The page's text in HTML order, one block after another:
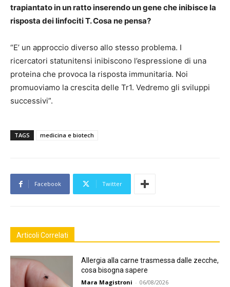
trapiantato in un ratto inserendo un gene che inibisce la
risposta dei linfociti T. Cosa ne pensa?
“E’ un approccio diverso allo stesso problema. I
ricercatori statunitensi inibiscono l’espressione di una
proteina che provoca la risposta immunitaria. Noi
promuoviamo la crescita delle Tr1. Vedremo gli sviluppi
successivi”.
TAGS medicina e biotech
Facebook Twitter
Articoli Correlati
Allergia alla carne trasmessa dalle zecche,
cosa bisogna sapere
Mara Magistroni - 06/08/2026